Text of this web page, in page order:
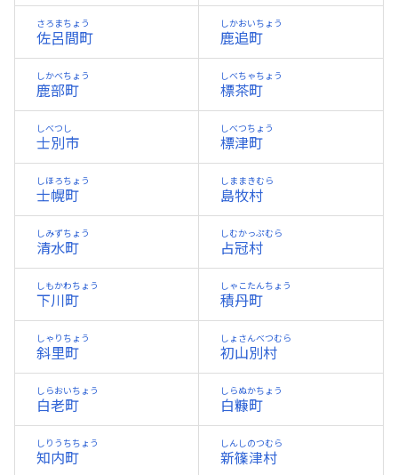
佐呂間町
さろまちょう
鹿追町
しかおいちょう
鹿部町
しかべちょう
標茶町
しべちゃちょう
士別市
しべつし
標津町
しべつちょう
士幌町
しほろちょう
島牧村
しままきむら
清水町
しみずちょう
占冠村
しむかっぷむら
下川町
しもかわちょう
積丹町
しゃこたんちょう
斜里町
しゃりちょう
初山別村
しょさんべつむら
白老町
しらおいちょう
白糠町
しらぬかちょう
知内町
しりうちちょう
新篠津村
しんしのつむら